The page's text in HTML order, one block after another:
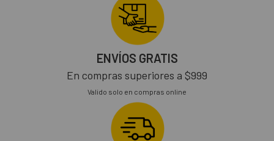
ENVÍOS GRATIS
En compras superiores a $999
Valido solo en compras online